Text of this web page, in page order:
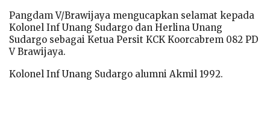
Pangdam V/Brawijaya mengucapkan selamat kepada
Kolonel Inf Unang Sudargo dan Herlina Unang
Sudargo sebagai Ketua Persit KCK Koorcabrem 082 PD
V Brawijaya.
Kolonel Inf Unang Sudargo alumni Akmil 1992.